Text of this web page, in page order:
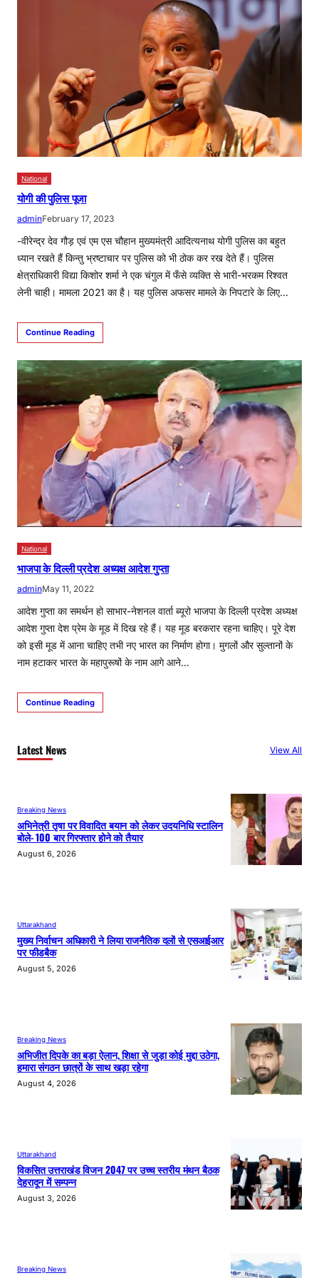
National
योगी की पुलिस पूजा
adminFebruary 17, 2023
-वीरेन्द्र देव गौड़ एवं एम एस चौहान मुख्यमंत्री आदित्यनाथ योगी पुलिस का बहुत
ध्यान रखते हैं किन्तु भ्रष्टाचार पर पुलिस को भी ठोक कर रख देते हैं। पुलिस
क्षेत्राधिकारी विद्या किशोर शर्मा ने एक चंगुल में फँसे व्यक्ति से भारी-भरकम रिश्वत
लेनी चाही। मामला 2021 का है। यह पुलिस अफसर मामले के निपटारे के लिए…
Continue Reading
National
भाजपा के दिल्ली प्रदेश अध्यक्ष आदेश गुप्ता
adminMay 11, 2022
आदेश गुप्ता का समर्थन हो साभार-नेशनल वार्ता ब्यूरो भाजपा के दिल्ली प्रदेश अध्यक्ष
आदेश गुप्ता देश प्रेम के मूड में दिख रहे हैं। यह मूड बरकरार रहना चाहिए। पूरे देश
को इसी मूड में आना चाहिए तभी नए भारत का निर्माण होगा। मुगलों और सुल्तानों के
नाम हटाकर भारत के महापुरूषों के नाम आगे आने…
Continue Reading
Latest News View All
Breaking News
अभिनेत्री तृषा पर विवादित बयान को लेकर उदयनिधि स्टालिन
बोले- 100 बार गिरफ्तार होने को तैयार
August 6, 2026
Uttarakhand
मुख्य निर्वाचन अधिकारी ने लिया राजनैतिक दलों से एसआईआर
पर फीडबैक
August 5, 2026
Breaking News
अभिजीत दिपके का बड़ा ऐलान, शिक्षा से जुड़ा कोई मुद्दा उठेगा,
हमारा संगठन छात्रों के साथ खड़ा रहेगा
August 4, 2026
Uttarakhand
विकसित उत्तराखंड विजन 2047 पर उच्च स्तरीय मंथन बैठक
देहरादून में सम्पन्न
August 3, 2026
Breaking News